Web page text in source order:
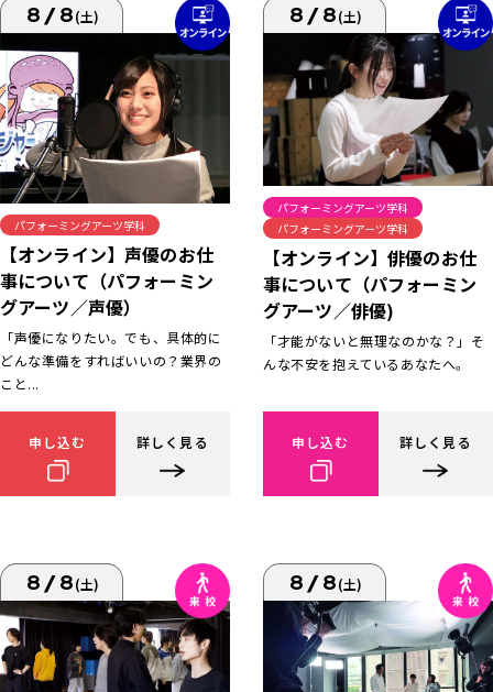
8/8(土)
パフォーミングアーツ学科
【オンライン】声優のお仕
事について（パフォーミン
グアーツ／声優）
「声優になりたい。でも、具体的に
どんな準備をすればいいの？業界の
こと...
申し込む 詳しく見る
8/8(土)
パフォーミングアーツ学科
パフォーミングアーツ学科
【オンライン】俳優のお仕
事について（パフォーミン
グアーツ／俳優)
「才能がないと無理なのかな？」そ
んな不安を抱えているあなたへ。
申し込む 詳しく見る
8/8(土) 8/8(土)